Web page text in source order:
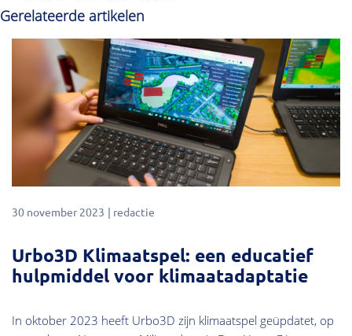
Gerelateerde artikelen
30 november 2023 redactie
Urbo3D Klimaatspel: een educatief
hulpmiddel voor klimaatadaptatie
In oktober 2023 heeft Urbo3D zijn klimaatspel geüpdatet, op